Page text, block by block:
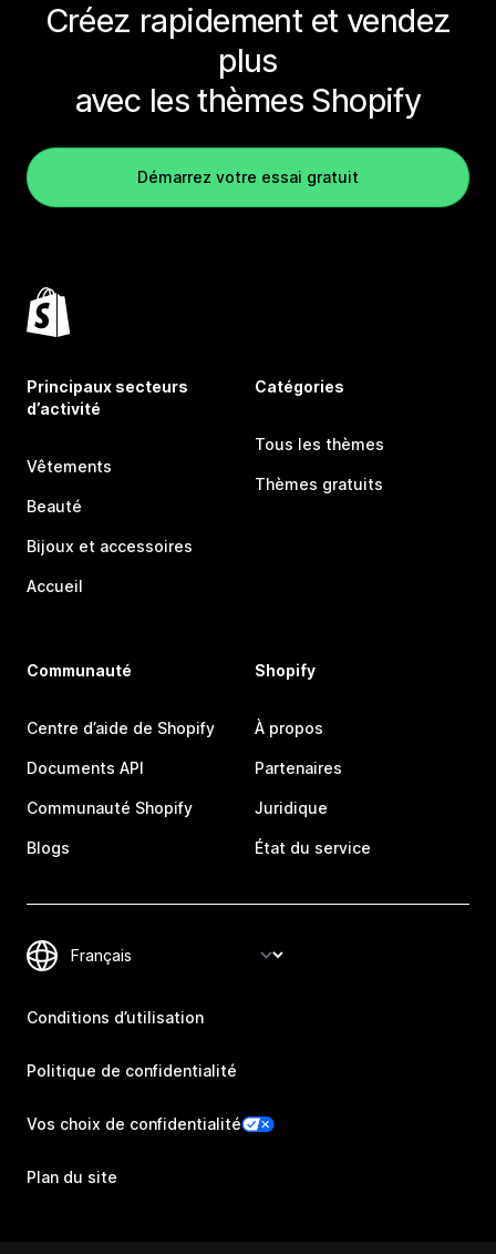
Créez rapidement et vendez
plus
avec les thèmes Shopify
Démarrez votre essai gratuit
Principaux secteurs
d’activité
Vêtements
Beauté
Bijoux et accessoires
Accueil
Catégories
Tous les thèmes
Thèmes gratuits
Communauté
Centre d’aide de Shopify
Documents API
Communauté Shopify
Blogs
Shopify
À propos
Partenaires
Juridique
État du service
Conditions d’utilisation
Politique de confidentialité
Vos choix de confidentialité
Plan du site